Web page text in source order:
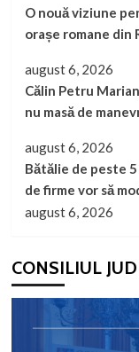
O nouă viziune
orașe romane din
august 6, 2026
Călin Petru
nu masă de
august 6, 2026
Bătălie de peste
de firme vor să
august 6, 2026
CONSILIUL